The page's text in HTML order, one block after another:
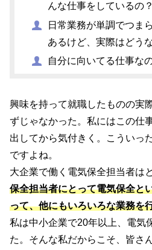
んな仕事をしているの？
日常業務が単調でつま
あるけど、実際はどう
自分に向いてる仕事な
興味を持って就職したものの実
ずじゃなかった。私にはこの仕
出してから気付きく。こういっ
ですよね。
大企業で働く電気保全担当者は
保全担当者にとって電気保全と
って、他にもいろいろな業務を
私は中小企業で20年以上、電気
た。そんな私だからこそ、皆さ